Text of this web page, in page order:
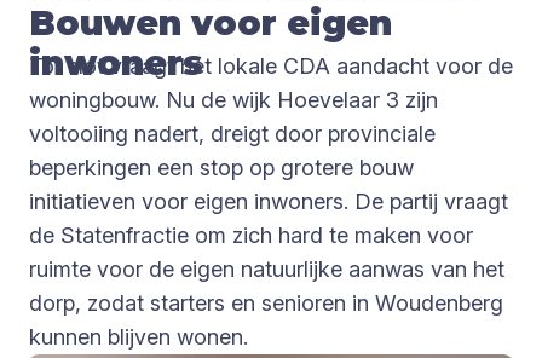
Bouwen voor eigen
inwoners
Tot slot vraagt het lokale CDA aandacht voor de
woningbouw. Nu de wijk Hoevelaar 3 zijn
voltooiing nadert, dreigt door provinciale
beperkingen een stop op grotere bouw
initiatieven voor eigen inwoners. De partij vraagt
de Statenfractie om zich hard te maken voor
ruimte voor de eigen natuurlijke aanwas van het
dorp, zodat starters en senioren in Woudenberg
kunnen blijven wonen.